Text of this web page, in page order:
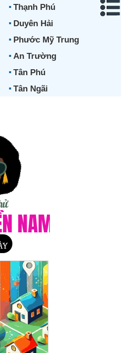
Thạnh Phú
Duyên Hải
Phước Mỹ Trung
An Trường
Tân Phú
Tân Ngãi